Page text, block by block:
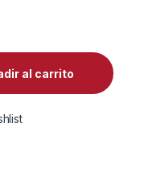
MID TOWER 3
al carrito